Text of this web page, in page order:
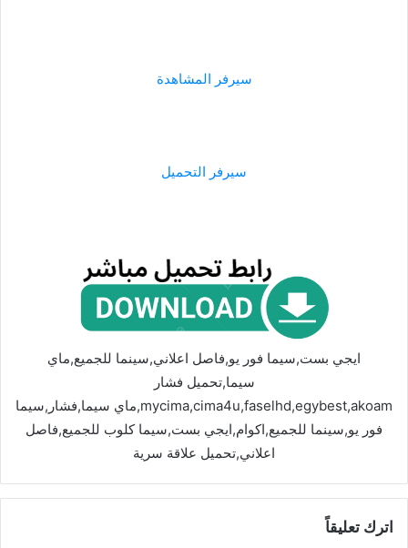
سيرفر المشاهدة
سيرفر التحميل
ايجي بست,سيما فور يو,فاصل اعلاني,سينما للجميع,ماي
سيما,تحميل فشار
mycima,cima4u,faselhd,egybest,akoam,ماي سيما,فشار,سيما
فور يو,سينما للجميع,اكوام,ايجي بست,سيما كلوب للجميع,فاصل
اعلاني,تحميل علاقة سرية
اترك تعليقاً